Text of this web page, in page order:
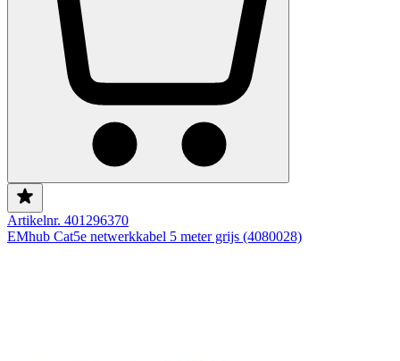
Artikelnr. 401296370
EMhub Cat5e netwerkkabel 5 meter grijs (4080028)